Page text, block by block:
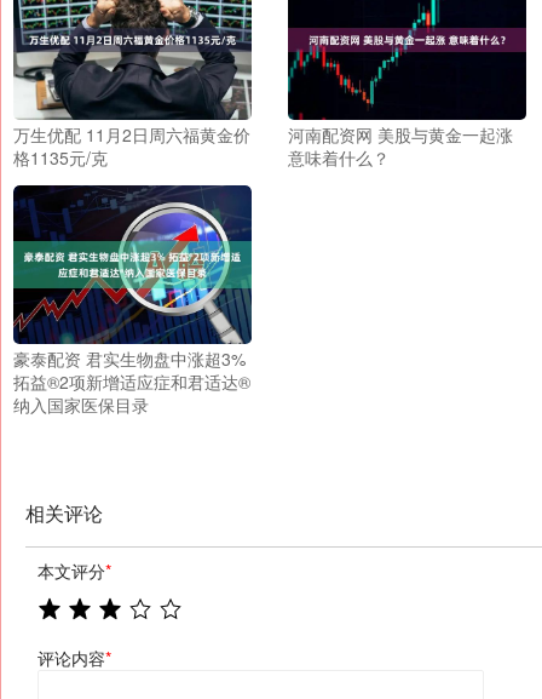
万生优配 11月2日周六福黄金价
格1135元/克
河南配资网 美股与黄金一起涨
意味着什么？
豪泰配资 君实生物盘中涨超3%
拓益®2项新增适应症和君适达®
纳入国家医保目录
相关评论
本文评分*
评论内容*